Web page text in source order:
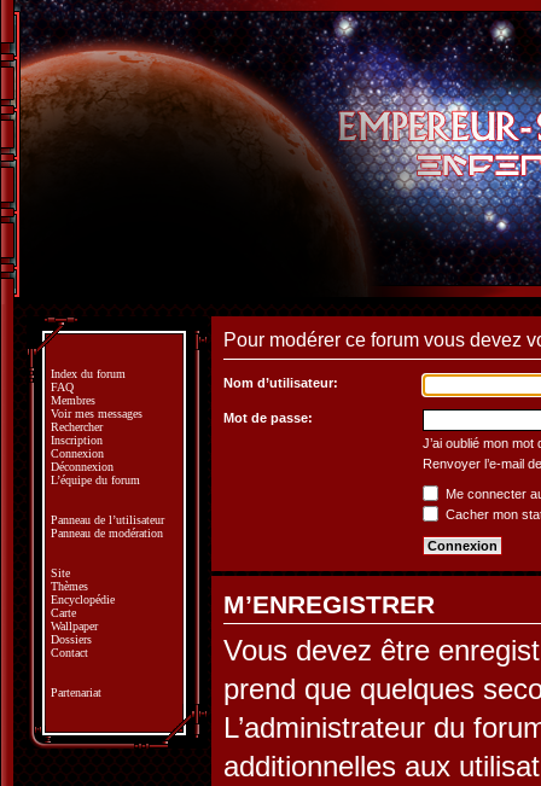
Pour modérer ce forum vous devez
Nom d’utilisateur:
Mot de passe:
J’ai oublié mon mot
Renvoyer l’e-mail
Me connecter
Cacher mon
M’ENREGISTRER
Vous devez être
prend que quelques
L’administrateur du
additionnelles aux
Index du forum
FAQ
Membres
Voir mes messages
Rechercher
Inscription
Connexion
Déconnexion
L’équipe du forum
Panneau de l’utilisateur
Panneau de modération
Site
Thèmes
Encyclopédie
Carte
Wallpaper
Dossiers
Contact
Partenariat